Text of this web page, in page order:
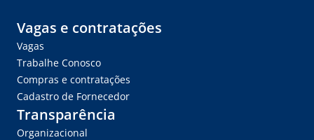
Vagas e contratações
Vagas
Trabalhe Conosco
Compras e contratações
Cadastro de Fornecedor
Transparência
Organizacional